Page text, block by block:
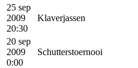
25 sep
2009
20:30
Klaverjassen
20 sep
2009
0:00
Schutterstoernooi